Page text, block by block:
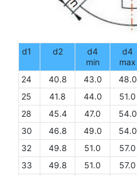
d1 d2
d4
min
d4
max
24 40.8 43.0 48.0
25
41.8 44.0 51.0
28
45.4 47.0 54.0
30
46.8 49.0 54.0
32
49.8 51.0 57.0
33
49.8 51.0 57.0